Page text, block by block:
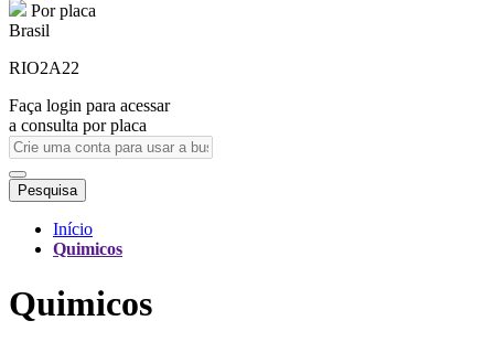
Por placa
Brasil
RIO2A22
Faça login para acessar
a consulta por placa
Pesquisa
Início
Quimicos
Quimicos